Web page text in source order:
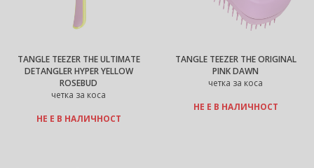
TANGLE TEEZER THE ULTIMATE
DETANGLER HYPER YELLOW
ROSEBUD
четка за коса
НЕ Е В НАЛИЧНОСТ
TANGLE TEEZER THE ORIGINAL
PINK DAWN
четка за коса
НЕ Е В НАЛИЧНОСТ